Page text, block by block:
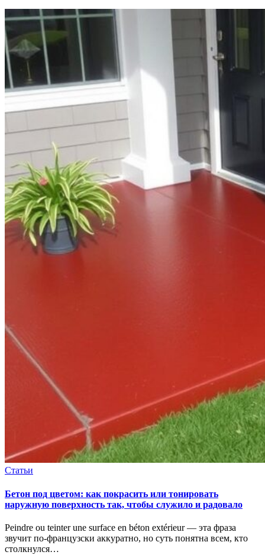
Статьи
Бетон под цветом: как покрасить или тонировать
наружную поверхность так, чтобы служило и радовало
Peindre ou teinter une surface en béton extérieur — эта фраза
звучит по‑французски аккуратно, но суть понятна всем, кто
столкнулся…